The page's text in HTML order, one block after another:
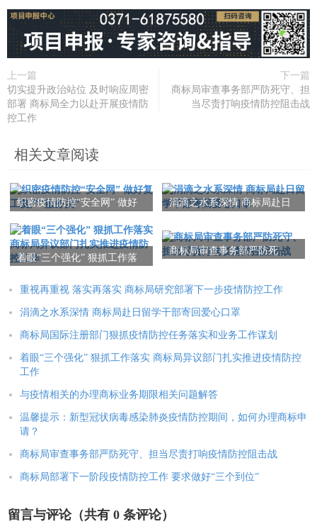
上一篇
切实提升政治站位 及时响应周密
部署 商标局全力以赴开展疫情防
控工作
下一篇
商标局审查事务部严防死守、担
当尽责打响疫情防控阻击战
相关文章阅读
织密疫情防控“安全网” 做好
涓滴之水系深情 商标局赴日
着眼“三个强化” 狠抓工作落
疫情防控工作
商标局审查事务部严防死
重视再重视 落实再落实 商标局研究部署下一步疫情防控工作
涓滴之水系深情 商标局赴日留学干部寄回爱心口罩
商标局国际注册部门狠抓疫情防控任务落实和业务工作谋划
着眼“三个强化” 狠抓工作落实 商标局异议部门扎实推进疫情防控
工作
与疫情相关的办理商标业务期限相关问题解答
温馨提示：新型冠状病毒感染肺炎疫情防控期间，如何办理商标申
请？
商标局审查事务部严防死守、担当尽责打响疫情防控阻击战
商标局部署下一阶段疫情防控工作 要求做好“三个到位”
留言与评论（共有 0 条评论）